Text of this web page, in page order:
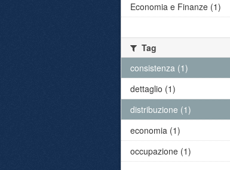
Economia e Finanze (1)
Tag
consistenza (1)
dettaglio (1)
distribuzione (1)
economia (1)
occupazione (1)